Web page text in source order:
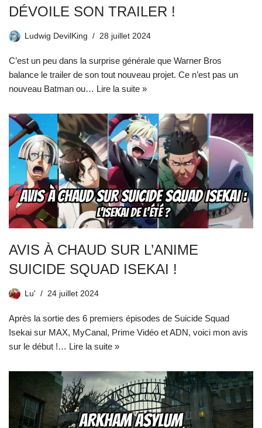
DÉVOILE SON TRAILER !
Ludwig DevilKing 28 juillet 2024
C’est un peu dans la surprise générale que Warner Bros
balance le trailer de son tout nouveau projet. Ce n’est pas un
nouveau Batman ou… Lire la suite »
AVIS À CHAUD SUR L’ANIME
SUICIDE SQUAD ISEKAI !
Lu' 24 juillet 2024
Après la sortie des 6 premiers épisodes de Suicide Squad
Isekai sur MAX, MyCanal, Prime Vidéo et ADN, voici mon avis
sur le début !… Lire la suite »